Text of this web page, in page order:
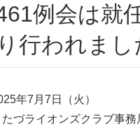
行われまし
年7月7日（火）
づライオンズクラブ事務